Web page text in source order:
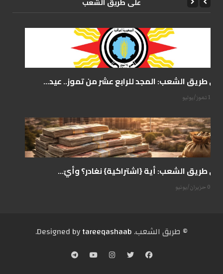
على طريق الشعب: المجد للرابع عشر من تموز.. عيد...
14 تموز/يوليو
على طريق الشعب: أية {اشتراكية} نغادر؟ وأيّ...
07 حزيران/يونيو
© طریق الشعب. Designed by tareeqashaab
.